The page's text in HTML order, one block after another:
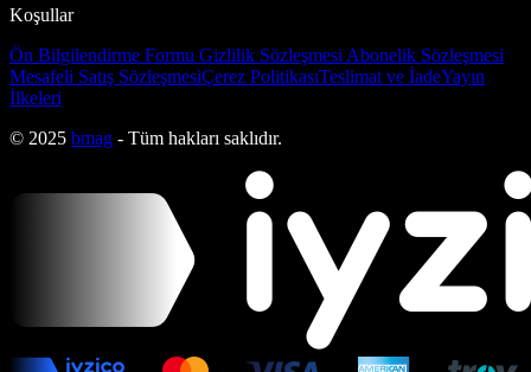
Koşullar
Ön Bilgilendirme Formu Gizlilik Sözleşmesi Abonelik Sözleşmesi
Mesafeli Satış SözleşmesiÇerez PolitikasıTeslimat ve İadeYayın
İlkeleri
© 2025 bmag - Tüm hakları saklıdır.